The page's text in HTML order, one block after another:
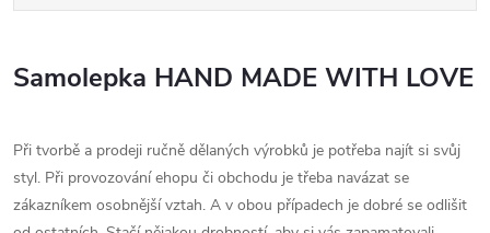
Samolepka HAND MADE WITH LOVE
Při tvorbě a prodeji ručně dělaných výrobků je potřeba najít si svůj
styl. Při provozování ehopu či obchodu je třeba navázat se
zákazníkem osobnější vztah. A v obou případech je dobré se odlišit